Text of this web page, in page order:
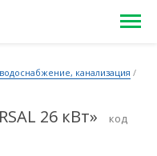
канализация /
26 кВт»
код